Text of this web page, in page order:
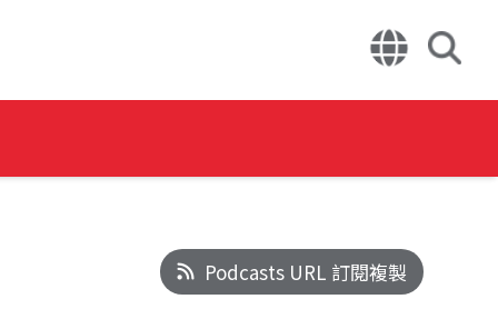
Podcasts URL 訂閱複製